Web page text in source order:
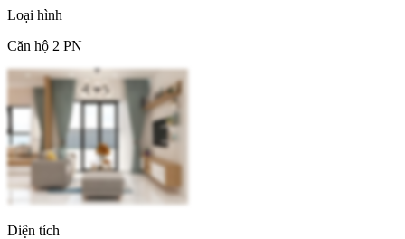
Loại hình
Căn hộ 2 PN
Diện tích